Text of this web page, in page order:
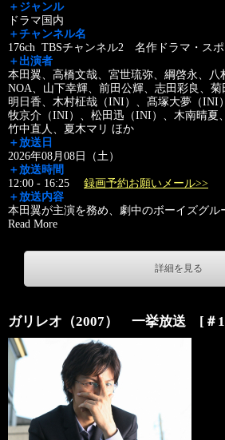
＋ジャンル
ドラマ国内
＋チャンネル名
176ch TBSチャンネル2 名作ドラマ・スポ
＋出演者
本田翼、高橋文哉、宮世琉弥、綱啓永、八
NOA、山下幸輝、前田公輝、志田彩良、
明日香、木村柾哉（INI）、髙塚大夢（INI
牧京介（INI）、松田迅（INI）、木南晴夏
竹中直人、夏木マリ ほか
＋放送日
2026年08月08日（土）
＋放送時間
12:00 - 16:25 録画予約お願いメール>>
＋放送内容
本田翼が主演を務め、劇中のボーイズグル
Read More
詳細を見る
ガリレオ（2007） 一挙放送 [＃